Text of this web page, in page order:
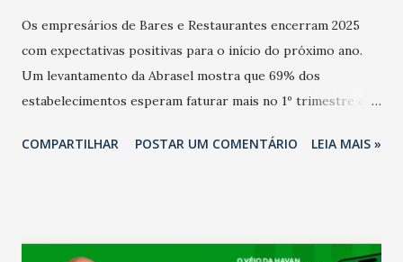
Os empresários de Bares e Restaurantes encerram 2025
com expectativas positivas para o início do próximo ano.
Um levantamento da Abrasel mostra que 69% dos
estabelecimentos esperam faturar mais no 1º trimestre de
relação ao último trimestre deste ano, 56% também
confraternizações de fim de ano e pelo pagamento do 13º
COMPARTILHAR POSTAR UM COMENTÁRIO LEIA MAIS »